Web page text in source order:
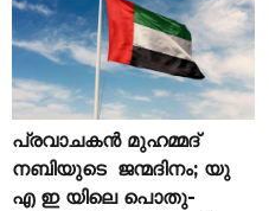
പ്രവാചകൻ മുഹമ്മദ്
നബിയുടെ ജന്മദിനം; യു
എ ഇ യിലെ പൊതു-